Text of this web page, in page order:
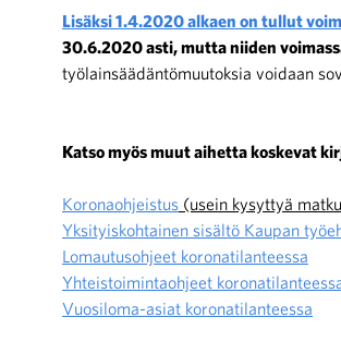
Lisäksi 1.4.2020 alkaen on tullut
30.6.2020 asti, mutta niiden
työlainsäädäntömuutoksia voidaan
Katso myös muut aihetta koskevat
Koronaohjeistus (usein kysyttyä
Yksityiskohtainen sisältö Kaupan
Lomautusohjeet koronatilanteessa
Yhteistoimintaohjeet
Vuosiloma-asiat koronatilanteessa
kaupan alalta
Kaupan liitossa
toimintaamme